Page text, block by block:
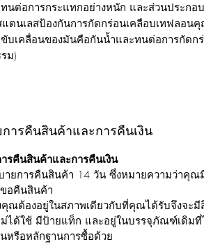
นต่อการกระแทกอย่างหนัก และส่วนประกอ
ตนเลสป้องกันการกัดกร่อนเคลือบเทฟลอน
บเคลื่อนของมันคือกันน้ำและทนต่อการกัดก
ม)
ารคืนสินค้าและการคืนเงิน
รคืนสินค้าและการคืนเงิน
ายการคืนสินค้า 14 วัน ซึ่งหมายความว่าคุณ
อคืนสินค้า
ณต้องอยู่ในสภาพเดียวกับที่คุณได้รับจึงจะ
ได้ใช้ มีป้ายแท็ก และอยู่ในบรรจุภัณฑ์เดิม
นหรือหลักฐานการซื้อด้วย